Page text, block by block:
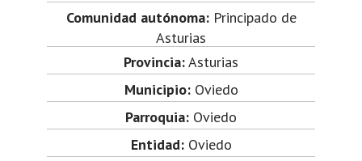
Comunidad autónoma:Principado de
Asturias
Provincia:Asturias
Municipio:Oviedo
Parroquia: Oviedo
Entidad:Oviedo